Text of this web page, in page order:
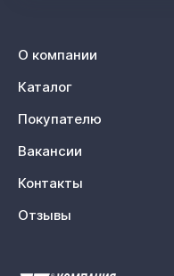
О компании
Каталог
Покупателю
Вакансии
Контакты
Отзывы